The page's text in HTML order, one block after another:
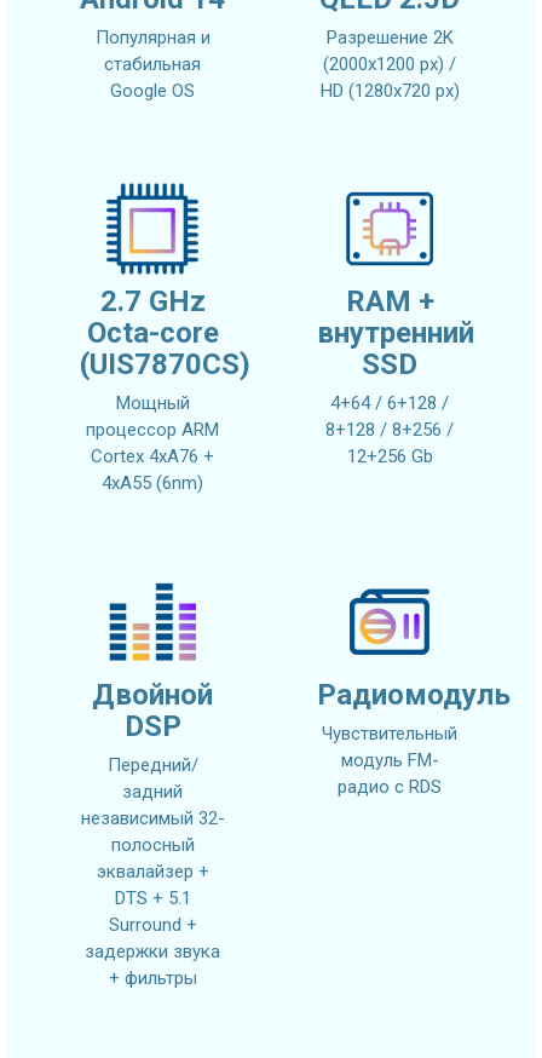
Популярная и
стабильная
Google OS
Разрешение 2K
(2000x1200 px) /
HD (1280x720 px)
2.7 GHz
Octa-core
(UIS7870CS)
Мощный
процессор ARM
Cortex 4xA76 +
4xA55 (6nm)
RAM +
внутренний
SSD
4+64 / 6+128 /
8+128 / 8+256 /
12+256 Gb
Двойной
DSP
Передний/
задний
независимый 32-
полосный
эквалайзер +
DTS + 5.1
Surround +
задержки звука
+ фильтры
Радиомодуль
Чувствительный
модуль FM-
радио с RDS